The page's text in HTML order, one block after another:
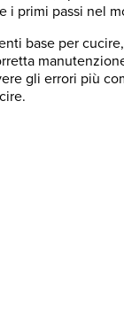
i primi passi nel
base per
gli errori più